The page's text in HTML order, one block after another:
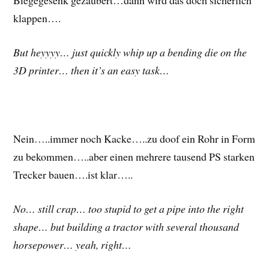
klappen….
But heyyyy… just quickly whip up a bending die on the
3D printer… then it’s an easy task…
Nein…..immer noch Kacke…..zu doof ein Rohr in Form
zu bekommen…..aber einen mehrere tausend PS starken
Trecker bauen….ist klar…..
No… still crap… too stupid to get a pipe into the right
shape… but building a tractor with several thousand
horsepower… yeah, right…